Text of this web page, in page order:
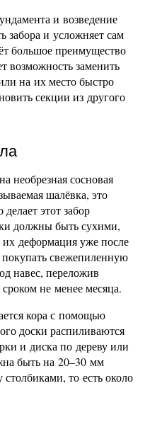
и возведение
забора и усложняет сам
большое преимущество
возможность заменить
на их место быстро
секции из другого
необрезная сосновая
шалёвка, это
этот забор
должны быть сухими,
деформация уже после
свежепиленную
навес, переложив
не менее месяца.
кора с помощью
доски распиливаются
и диска по дереву или
быть на 20–30 мм
то есть около